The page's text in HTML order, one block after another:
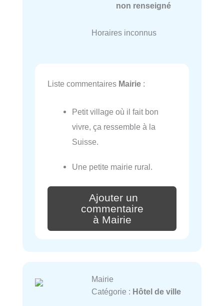
non renseigné
Horaires inconnus
Liste commentaires Mairie :
Petit village où il fait bon
vivre, ça ressemble à la
Suisse.
Une petite mairie rural.
Ajouter un
commentaire
à Mairie
Mairie
Catégorie : Hôtel de ville